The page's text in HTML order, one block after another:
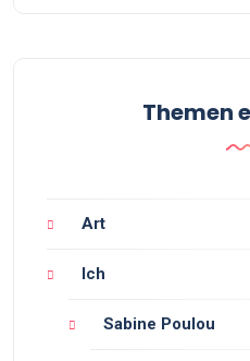
Themen
Art
Ich
Sabine Poulou